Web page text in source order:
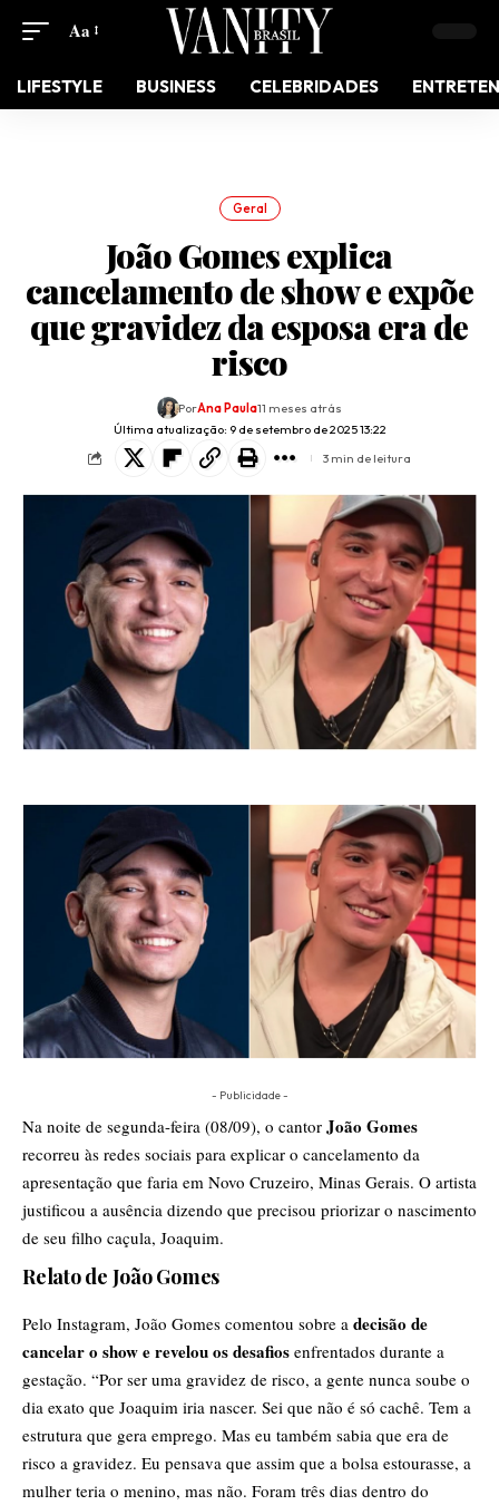
Aa
LIFESTYLE BUSINESS CELEBRIDADES
Geral
João Gomes explica
cancelamento de show e expõe
que gravidez da esposa era de
risco
Última atualização: 9 de setembro de 2025 13:22
PorAna Paula11 meses atrás
3 min de leitura
- Publicidade -
Na noite de segunda-feira (08/09), o cantor João Gomes
recorreu às redes sociais para explicar o cancelamento da
apresentação que faria em Novo Cruzeiro, Minas Gerais. O artista
justificou a ausência dizendo que precisou priorizar o nascimento
de seu filho caçula, Joaquim.
Relato de João Gomes
Pelo Instagram, João Gomes comentou sobre a decisão de
cancelar o show e revelou os desafios enfrentados durante a
gestação. “Por ser uma gravidez de risco, a gente nunca soube o
dia exato que Joaquim iria nascer. Sei que não é só cachê. Tem a
estrutura que gera emprego. Mas eu também sabia que era de
risco a gravidez. Eu pensava que assim que a bolsa estourasse, a
mulher teria o menino, mas não. Foram três dias dentro do